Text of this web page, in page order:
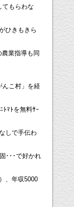
てもらわな
ひきもきら
業指導も同
んこ村」を経
ﾄﾏﾄを無料ｻｰ
しで手伝わ
･･･で好かれ
、年収5000